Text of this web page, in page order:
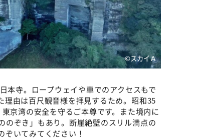
©️スカイＡ
本寺。ロープウェイや車でのアクセスもで
理由は百尺観音様を拝見するため。昭和35
京湾の安全を守るご本尊です。また境内に
のぞき」もあり。断崖絶壁のスリル満点の
いてみてください！